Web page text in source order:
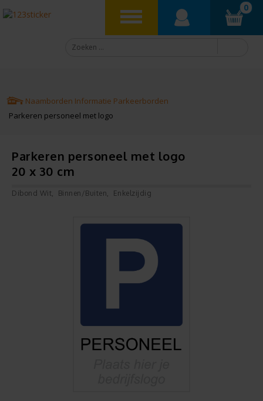
0
Naamborden Informatie Parkeerborden
Parkeren personeel met logo
Parkeren personeel met logo
20 x 30 cm
Dibond Wit Binnen/Buiten Enkelzijdig